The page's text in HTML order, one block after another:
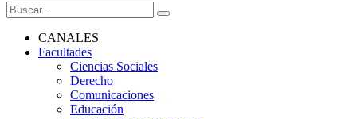
CANALES
Facultades
Ciencias Sociales
Derecho
Comunicaciones
Educación